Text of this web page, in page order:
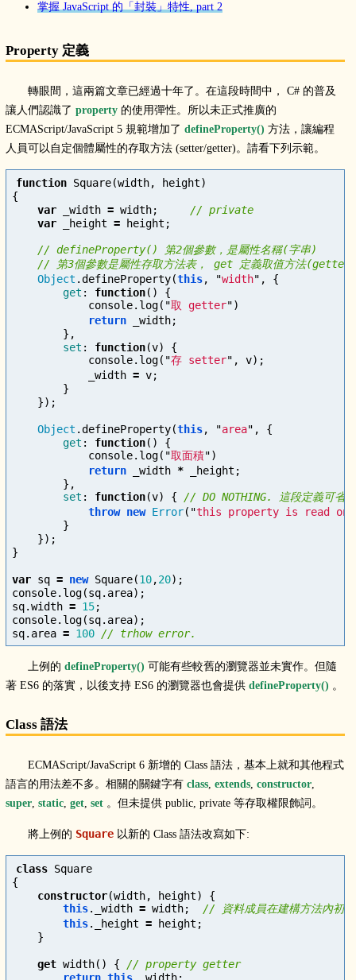
掌握 JavaScript 的「封裝」特性, part 2
Property 定義
轉眼間，這兩篇文章已經過十年了。在這段時間中， C# 的普及
讓人們認識了 property 的使用彈性。所以未正式推廣的
ECMAScript/JavaScript 5 規範增加了 defineProperty() 方法，讓編程
人員可以自定個體屬性的存取方法 (setter/getter)。請看下列示範。
function Square(width, height)
{
var
_width = width;
// private
var
_height = height ;
// defineProperty() 第2個參數，是屬性名稱(字串)
// 第3個參數是屬性存取方法表， get 定義取值方法
Object .defineProperty(this, "width" ,
{
get : function()
{
console. log( "取 getter")
return
_width;
},
set : function(v)
{
console. log( "存 setter" , v);
_width = v;
}
});
Object .defineProperty(this, "area" ,
{
get : function()
{
console. log( "取面積")
return
_width * _height ;
},
set : function(v) {
// DO NOTHING. 這段定義可省
throw new Error( "this property is read
}
});
}
var sq = new Square(10,20);
console. log(sq. area);
sq.width = 15;
console. log(sq. area);
sq. area = 100 // trhow error.
上例的 defineProperty() 可能有些較舊的瀏覽器並未實作。但隨
著 ES6 的落實，以後支持 ES6 的瀏覽器也會提供 defineProperty() 。
Class 語法
ECMAScript/JavaScript 6 新增的 Class 語法，基本上就和其他程式
語言的用法差不多。相關的關鍵字有 class, extends, constructor,
super, static, get, set 。但未提供 public, private 等存取權限飾詞。
將上例的 Square 以新的 Class 語法改寫如下:
class Square
{
constructor(width, height)
{
this. _width = width;
// 資料成員在建構方法內初
this. _height = height ;
}
get width() {
// property getter